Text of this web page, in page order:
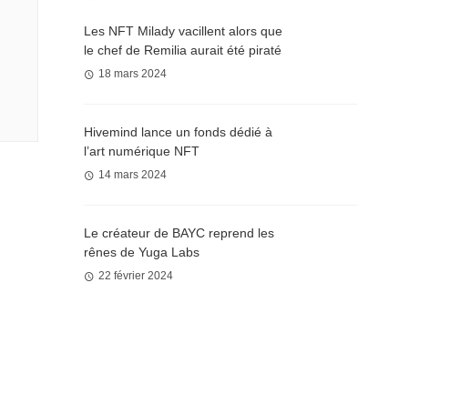
Les NFT Milady vacillent alors que
le chef de Remilia aurait été piraté
18 mars 2024
Hivemind lance un fonds dédié à
l’art numérique NFT
14 mars 2024
Le créateur de BAYC reprend les
rênes de Yuga Labs
22 février 2024